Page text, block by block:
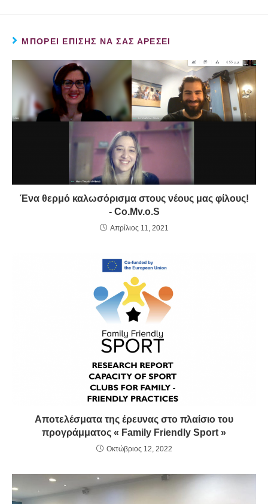
ΜΠΟΡΕΊ ΕΠΊΣΗΣ ΝΑ ΣΑΣ ΑΡΈΣΕΙ
Ένα θερμό καλωσόρισμα στους νέους μας φίλους!
- Co.Mv.o.S
Απρίλιος 11, 2021
Αποτελέσματα της έρευνας στο πλαίσιο του
προγράμματος « Family Friendly Sport »
Οκτώβριος 12, 2022